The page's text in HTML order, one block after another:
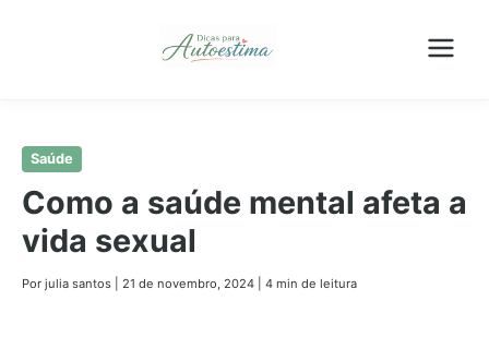
Pular
conteúdo
Saúde
Como a saúde mental afeta a
vida sexual
Por julia santos 21 de novembro, 2024 4 min de leitura